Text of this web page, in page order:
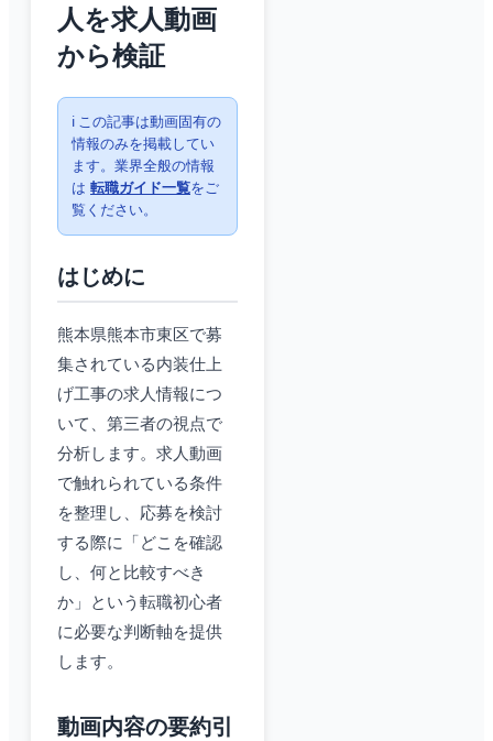
人を求人動画
から検証
ℹ️ この記事は動画固有の
情報のみを掲載してい
ます。業界全般の情報
は 転職ガイド一覧をご
覧ください。
はじめに
熊本県熊本市東区で募
集されている内装仕上
げ工事の求人情報につ
いて、第三者の視点で
分析します。求人動画
で触れられている条件
を整理し、応募を検討
する際に「どこを確認
し、何と比較すべき
か」という転職初心者
に必要な判断軸を提供
します。
動画内容の要約引